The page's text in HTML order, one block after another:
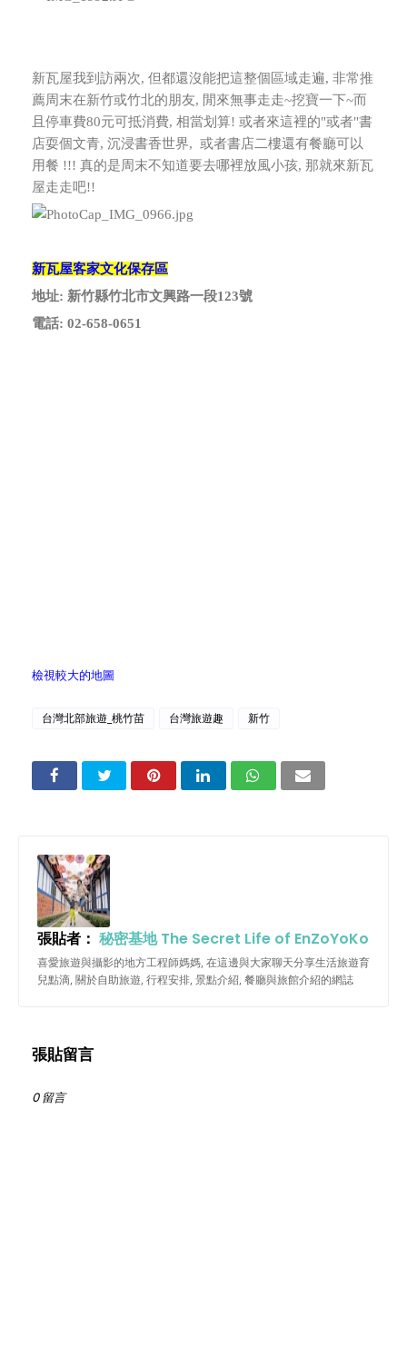
新瓦屋我到訪兩次, 但都還沒能把這整個區域走遍, 非常推
薦周末在新竹或竹北的朋友, 閒來無事走走~挖寶一下~而
且停車費80元可抵消費, 相當划算! 或者來這裡的"或者"書
店耍個文青, 沉浸書香世界, 或者書店二樓還有餐廳可以
用餐 !!! 真的是周末不知道要去哪裡放風小孩, 那就來新瓦
屋走走吧!!
新瓦屋客家文化保存區
地址: 新竹縣竹北市文興路一段123號
電話: 02-658-0651
檢視較大的地圖
台灣北部旅遊_桃竹苗 台灣旅遊趣 新竹
張貼者： 秘密基地 The Secret Life of EnZoYoKo
喜愛旅遊與攝影的地方工程師媽媽, 在這邊與大家聊天分享生活旅遊育
兒點滴, 關於自助旅遊, 行程安排, 景點介紹, 餐廳與旅館介紹的網誌
張貼留言
0 留言